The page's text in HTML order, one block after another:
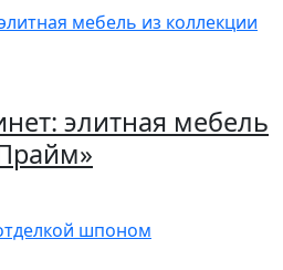
элитная мебель